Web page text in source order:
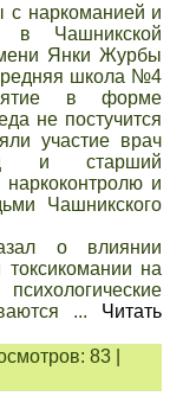
с наркоманией и
в Чашникской
Янки Журбы
школа №4
в форме
не постучится
участие врач
и старший
и
Чашникского
о влиянии
токсикомании на
... Читать
83